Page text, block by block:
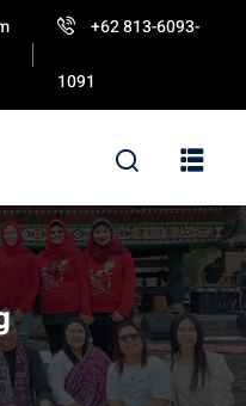
+62 813-6093-
1091